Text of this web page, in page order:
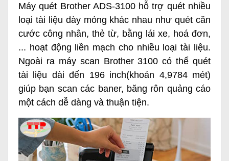
Máy quét Brother ADS-3100hỗ trợ quét nhiều
loại tài liệu dày mỏng khác nhau như quét căn
cước công nhân, thẻ từ, bằng lái xe, hoá đơn,
... hoạt động liền mạch cho nhiều loại tài liệu.
Ngoài ra máy scan Brother 3100 có thể quét
tài liệu dài đến 196 inch(khoản 4,9784 mét)
giúp bạn scan các baner, băng rôn quảng cáo
một cách dễ dàng và thuận tiện.